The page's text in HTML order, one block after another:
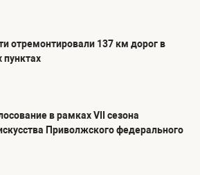
отремонтировали 137 км дорог в
пунктах
в рамках VII сезона
Приволжского федерального